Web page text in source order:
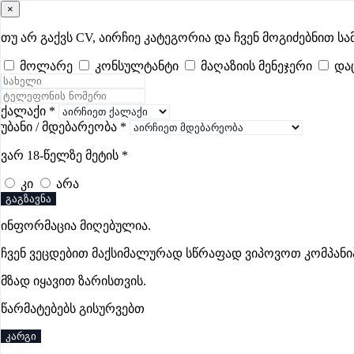
samushao
შესვლა
ყველა - 617 Remote Worldwide - 293 დღევანდელი - 1
იურიდიულის ვაკანსიები თბილისში
ვაკანსიები არ მოიძებნა „იურიდიულის ვაკანსიები
Gba Connect
პრემიუმი
×
თუ არ გაქვს CV, აირჩიე კატეგორია და ჩვენ მოგიძებნით
მოლარე კონსულტანტი მაღაზიის მენეჯერი
ქალაქი *
უბანი / მდებარეობა *
ვარ 18-წელზე მეტის *
კი არა
გაგზავნა
ინფორმაცია მიღებულია.
ჩვენ ვეცდებით მაქსიმალურად სწრაფად ვიპოვოთ
მზად იყავით ზარისთვის.
წარმატებებს გისურვებთ
კარგი